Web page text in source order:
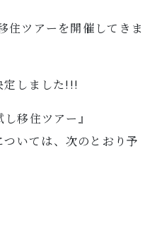
住ツアーを開催してきま
定しました!!!
移住ツアー』
いては、次のとおり予